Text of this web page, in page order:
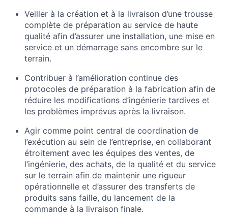
Veiller à la création et à la livraison d’une trousse
complète de préparation au service de haute
qualité afin d’assurer une installation, une mise en
service et un démarrage sans encombre sur le
terrain.
Contribuer à l’amélioration continue des
protocoles de préparation à la fabrication afin de
réduire les modifications d’ingénierie tardives et
les problèmes imprévus après la livraison.
Agir comme point central de coordination de
l’exécution au sein de l’entreprise, en collaborant
étroitement avec les équipes des ventes, de
l’ingénierie, des achats, de la qualité et du service
sur le terrain afin de maintenir une rigueur
opérationnelle et d’assurer des transferts de
produits sans faille, du lancement de la
commande à la livraison finale.